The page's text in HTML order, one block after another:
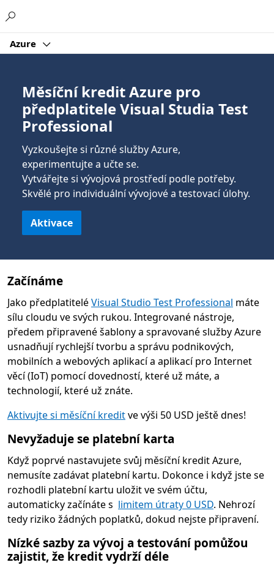
Azure
Měsíční kredit Azure pro
předplatitele Visual Studia Test
Professional
Vyzkoušejte si různé služby Azure,
experimentujte a učte se.
Vytvářejte si vývojová prostředí podle potřeby.
Skvělé pro individuální vývojové a testovací úlohy.
Aktivace
Začínáme
Jako předplatiteléVisual Studio Test Professional máte
sílu cloudu ve svých rukou. Integrované nástroje,
předem připravené šablony a spravované služby Azure
usnadňují rychlejší tvorbu a správu podnikových,
mobilních a webových aplikací a aplikací pro Internet
věcí (IoT) pomocí dovedností, které už máte, a
technologií, které už znáte.
Aktivujte si měsíční kreditve výši 50 USD ještě dnes!
Nevyžaduje se platební karta
Když poprvé nastavujete svůj měsíční kredit Azure,
nemusíte zadávat platební kartu. Dokonce i když jste se
rozhodli platební kartu uložit ve svém účtu,
automaticky začínáte s limitem útraty 0 USD. Nehrozí
tedy riziko žádných poplatků, dokud nejste připravení.
Nízké sazby za vývoj a testování pomůžou
zajistit, že kredit vydrží déle